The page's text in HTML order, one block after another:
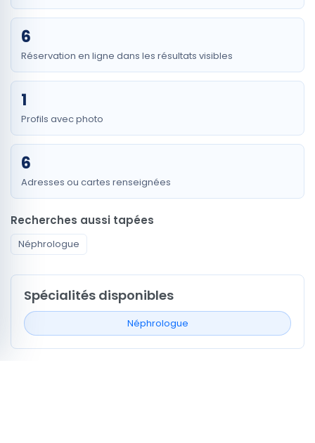
6
Réservation en ligne dans les résultats visibles
1
Profils avec photo
6
Adresses ou cartes renseignées
Recherches aussi tapées
Néphrologue
Spécialités disponibles
Néphrologue